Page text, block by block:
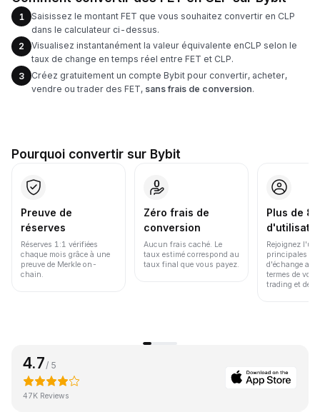
1
Saisissez le montant FET que vous souhaitez convertir en CLP
dans le calculateur ci-dessus.
2
Visualisez instantanément la valeur équivalente enCLP selon le
taux de change en temps réel entre FET et CLP.
3
Créez gratuitement un compte Bybit pour convertir, acheter,
vendre ou trader des FET, sans frais de conversion.
Pourquoi convertir sur Bybit
Preuve de
réserves
Réserves 1:1 vérifiées
chaque mois grâce à une
preuve de Merkle on-
chain.
Zéro frais de
conversion
Aucun frais caché. Le
taux estimé correspond au
taux final que vous payez.
Plus de
Rejoignez
principales
d'échange au
termes de
trading et de
4.7 / 5
47K Reviews